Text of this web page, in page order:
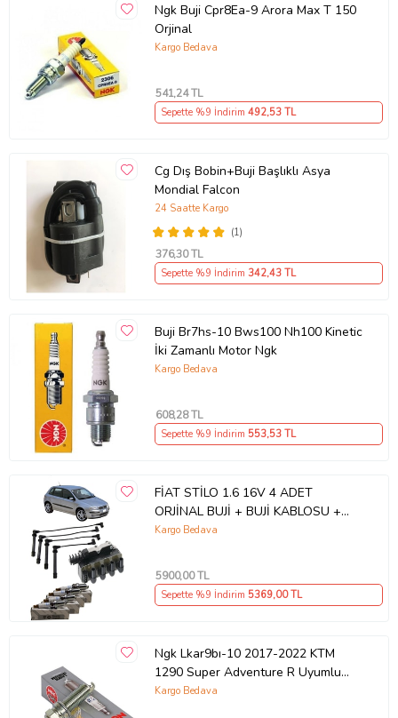
Ngk Buji Cpr8Ea-9 Arora Max T 150
Orjinal
Kargo Bedava
541,24 TL
Sepette %9 İndirim 492,53 TL
Cg Dış Bobin+Buji Başlıklı Asya
Mondial Falcon
(1)
24 Saatte Kargo
376,30 TL
Sepette %9 İndirim 342,43 TL
Buji Br7hs-10 Bws100 Nh100 Kinetic
İki Zamanlı Motor Ngk
Kargo Bedava
608,28 TL
Sepette %9 İndirim 553,53 TL
FİAT STİLO 1.6 16V 4 ADET
ORJİNAL BUJİ + BUJİ KABLOSU +
ATEŞLEME BOBİNİ
Kargo Bedava
5900,00 TL
Sepette %9 İndirim 5369,00 TL
Ngk Lkar9bı-10 2017-2022 KTM
1290 Super Adventure R Uyumlu
Buji Lazer İridyum Ti
Kargo Bedava